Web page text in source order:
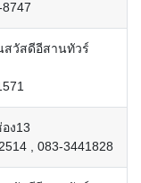
สวัสดีอีสานทัวร์
ง13
, 083-3441828